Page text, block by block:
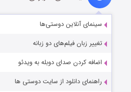
سینمای آنلاین دوستی‌ها
تغییر زبان فیلم‌های دو زبانه
اضافه کردن صدای دوبله به ویدئو
راهنمای دانلود از سایت دوستی ها